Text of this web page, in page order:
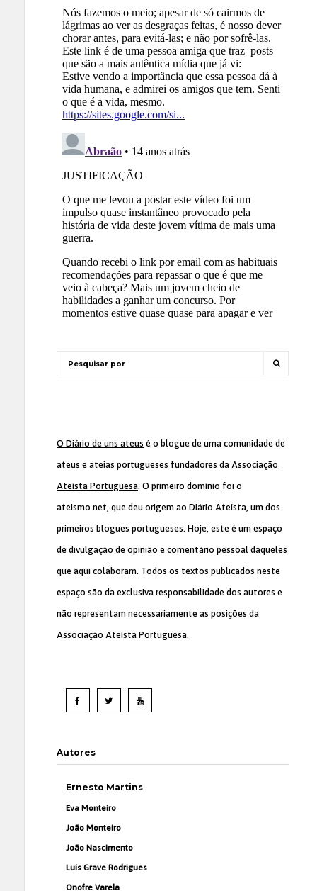
O Diário de uns ateus é o blogue de uma comunidade de
ateus e ateias portugueses fundadores da Associação
Ateísta Portuguesa. O primeiro domínio foi o
ateismo.net, que deu origem ao Diário Ateísta, um dos
primeiros blogues portugueses. Hoje, este é um espaço
de divulgação de opinião e comentário pessoal daqueles
que aqui colaboram. Todos os textos publicados neste
espaço são da exclusiva responsabilidade dos autores e
não representam necessariamente as posições da
Associação Ateísta Portuguesa.
Autores
Ernesto Martins
Eva Monteiro
João Monteiro
João Nascimento
Luís Grave Rodrigues
Onofre Varela